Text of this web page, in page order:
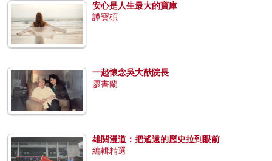
安心是人生最大的寶庫
譚寶碩
一起懷念吳大猷院長
廖書蘭
雄關漫道：把遙遠的歷史拉到眼前
編輯精選